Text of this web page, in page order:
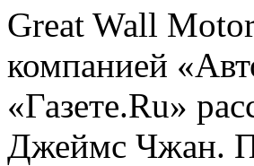
Great Wall
компанией
«Газете.Ru»
Джеймс Чжан.